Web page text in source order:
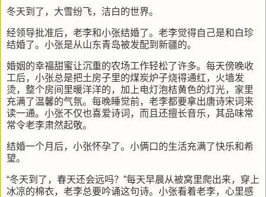
冬天到了，大雪纷飞，洁白的世界。
经领导批准后，老李和小张结婚了。老李觉得自己是和白珍
结婚了。小张是从山东青岛被发配到新疆的。
婚姻的幸福甜蜜让沉重的农场工作轻松了许多。每天傍晚收
工后，小张总是把土房子里的煤炭炉子烧得通红，火墙发
烫，整个房间里暖洋洋的，加上电灯泡桔黄色的灯光，家里
充满了温馨的气氛。每晚睡觉前，老李都要拿出唐诗宋词来
读一通。小张不仅也喜爱诗词，而且还擅长音乐，其品味常
常令老李肃然起敬。
结婚一个月后，小张怀孕了。小俩口的生活充满了快乐和希
望。
“冬天到了，春天还会远吗？”每天早晨从被窝里爬出来，穿上
冰凉的棉衣，老李总要吟诵这句诗。小张看着老李，心里感